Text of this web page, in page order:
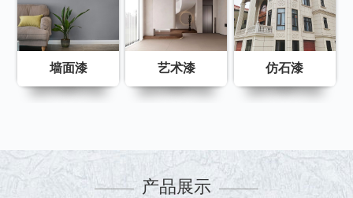
墙面漆 艺术漆 仿石漆
产品展示